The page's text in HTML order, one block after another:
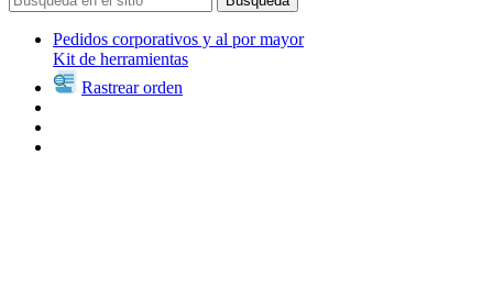
Pedidos corporativos y al por mayor
Kit de herramientas
Rastrear orden